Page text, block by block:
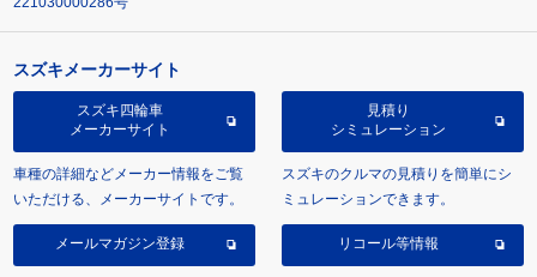
スズキメーカーサイト
スズキ四輪車
メーカーサイト
車種の詳細などメーカー情報をご覧
いただける、メーカーサイトです。
見積り
シミュレーション
スズキのクルマの見積りを簡単にシ
ミュレーションできます。
メールマガジン登録 リコール等情報